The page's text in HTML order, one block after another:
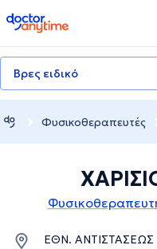
doctoranytime
Βρες ειδικό
Φυσικοθεραπευτές
ΕΘΝ. ΑΝΤΙΣΤΑΣΕΩΣ